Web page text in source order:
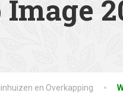
en Overkapping